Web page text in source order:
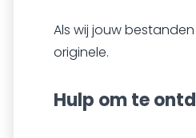
Als wij jouw
originele.
Hulp om te